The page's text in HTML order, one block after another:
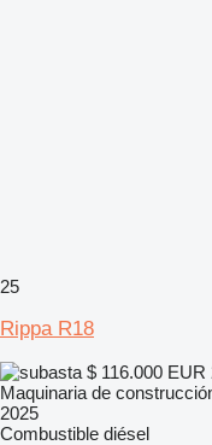
25
Rippa R18
$ 116.000 EUR
Maquinaria de
2025
Combustible diésel